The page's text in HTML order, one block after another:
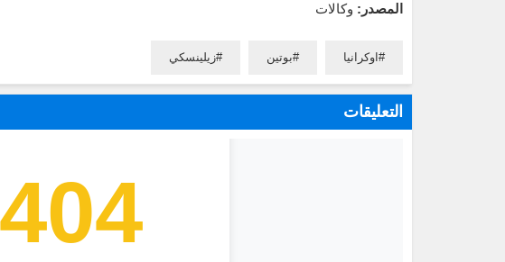
المصدر: وكالات
اوكرانيا بوتين زيلينسكي
التعليقات